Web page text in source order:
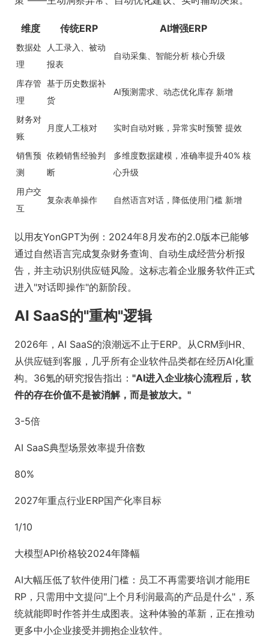
维度 传统ERP AI增强ERP
数据处
理
人工录入、被动
报表
自动采集、智能分析 核心升级
库存管
理
基于历史数据补
货
AI预测需求、动态优化库存 新增
财务对
账
月度人工核对 实时自动对账，异常实时预警 提效
销售预
测
依赖销售经验判
断
多维度数据建模，准确率提升40% 核
心升级
用户交
互
复杂表单操作 自然语言对话，降低使用门槛 新增
以用友YonGPT为例：2024年8月发布的2.0版本已能够
通过自然语言完成复杂财务查询、自动生成经营分析报
告，并主动识别供应链风险。这标志着企业服务软件正式
进入"对话即操作"的新阶段。
AI SaaS的"重构"逻辑
2026年，AI SaaS的浪潮远不止于ERP。从CRM到HR、
从供应链到客服，几乎所有企业软件品类都在经历AI化重
构。36氪的研究报告指出： "AI进入企业核心流程后，软
件的存在价值不是被消解，而是被放大。"
3-5倍
AI SaaS典型场景效率提升倍数
80%
2027年重点行业ERP国产化率目标
1/10
大模型API价格较2024年降幅
AI大幅压低了软件使用门槛：员工不再需要培训才能用E
RP，只需用中文提问"上个月利润最高的产品是什么"，系
统就能即时作答并生成图表。这种体验的革新，正在推动
更多中小企业接受并拥抱企业软件。